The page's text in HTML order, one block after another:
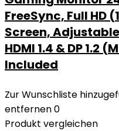
FreeSync, Full HD
Screen,
HDMI 1.4 & DP 1.2
Included
Zur Wunschliste
entfernen0
Produkt vergleichen